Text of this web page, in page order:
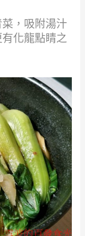
，吸附湯汁
化龍點睛之